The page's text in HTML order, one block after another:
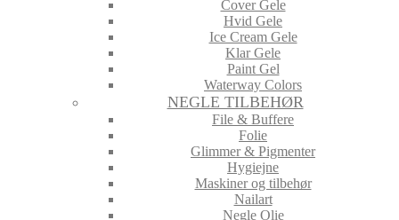
Cover Gele
Hvid Gele
Ice Cream Gele
Klar Gele
Paint Gel
Waterway Colors
NEGLE TILBEHØR
File & Buffere
Folie
Glimmer & Pigmenter
Hygiejne
Maskiner og tilbehør
Nailart
Negle Olie